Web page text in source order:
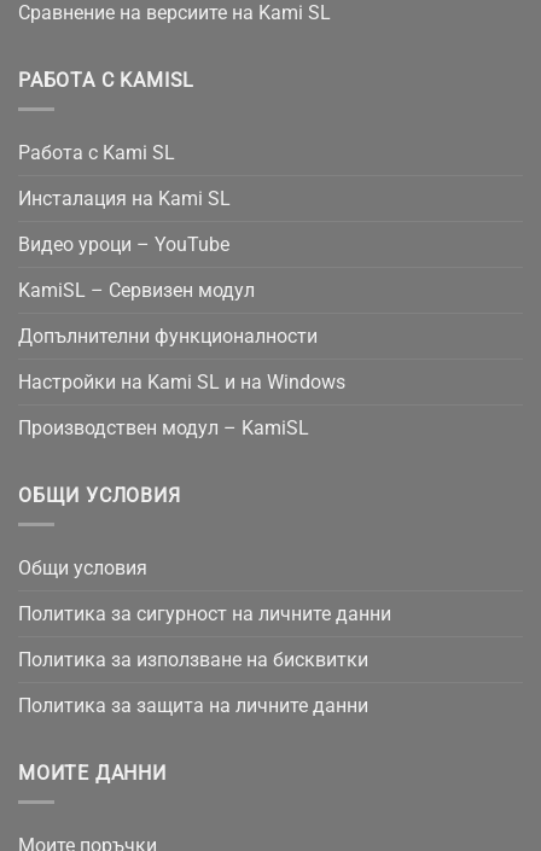
Сравнение на версиите на Kami SL
РАБОТА С KAMISL
Работа с Kami SL
Инсталация на Kami SL
Видео уроци – YouTube
KamiSL – Сервизен модул
Допълнителни функционалности
Настройки на Kami SL и на Windows
Производствен модул – KamiSL
ОБЩИ УСЛОВИЯ
Общи условия
Политика за сигурност на личните данни
Политика за използване на бисквитки
Политика за защита на личните данни
МОИТЕ ДАННИ
Моите поръчки